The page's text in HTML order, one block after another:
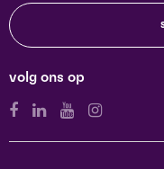
volg ons op